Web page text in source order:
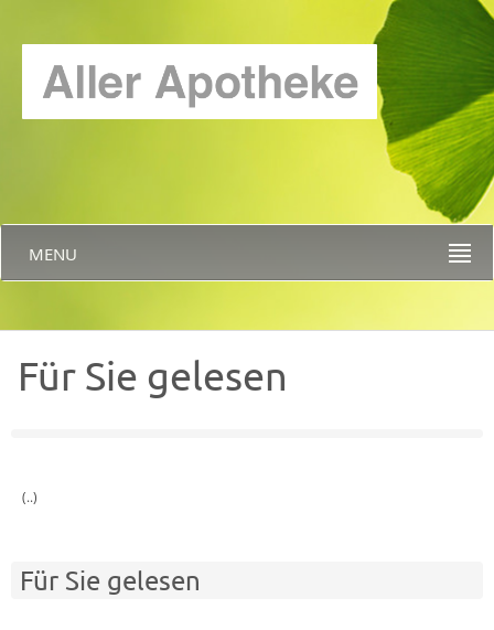
MENU
Für Sie gelesen
(..)
Für Sie gelesen